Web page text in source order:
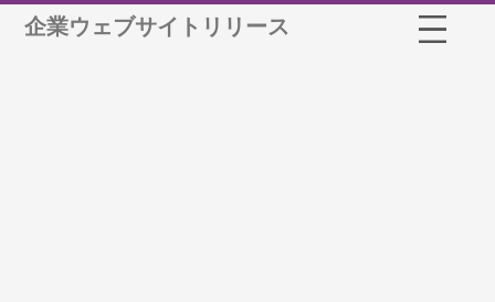
企業ウェブサイトリリース